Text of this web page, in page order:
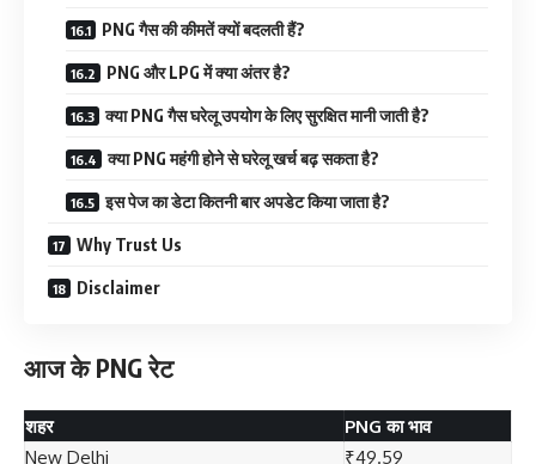
PNG गैस की कीमतें क्यों बदलती हैं?
PNG और LPG में क्या अंतर है?
क्या PNG गैस घरेलू उपयोग के लिए सुरक्षित मानी जाती है?
क्या PNG महंगी होने से घरेलू खर्च बढ़ सकता है?
इस पेज का डेटा कितनी बार अपडेट किया जाता है?
Why Trust Us
Disclaimer
आज के PNG रेट
शहर
PNG का भाव
New Delhi
₹49.59